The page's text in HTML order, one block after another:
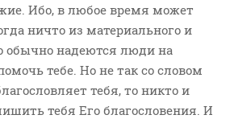
Ибо, в любое время может
ничто из материального и
обычно надеются люди на
тебе. Но не так со словом
тебя, то никто и
тебя Его благословения. И